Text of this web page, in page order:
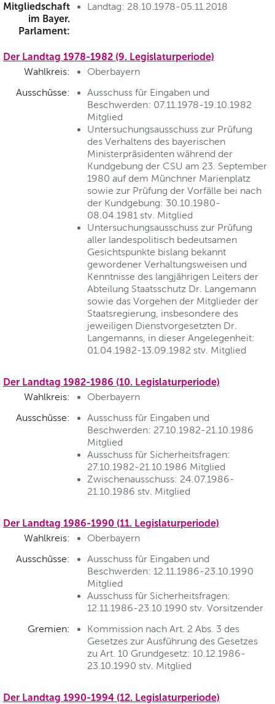
Mitgliedschaft
im Bayer.
Parlament:
Landtag: 28.10.1978-05.11.2018
Der Landtag 1978-1982 (9. Legislaturperiode)
Wahlkreis:
Oberbayern
Ausschüsse:
Ausschuss für Eingaben und
Beschwerden: 07.11.1978-19.10.1982
Mitglied
Untersuchungsausschuss zur Prüfung
des Verhaltens des bayerischen
Ministerpräsidenten während der
Kundgebung der CSU am 23. September
1980 auf dem Münchner Marienplatz
sowie zur Prüfung der Vorfälle bei nach
der Kundgebung: 30.10.1980-
08.04.1981 stv. Mitglied
Untersuchungsausschuss zur Prüfung
aller landespolitisch bedeutsamen
Gesichtspunkte bislang bekannt
gewordener Verhaltungsweisen und
Kenntnisse des langjährigen Leiters der
Abteilung Staatsschutz Dr. Langemann
sowie das Vorgehen der Mitglieder der
Staatsregierung, insbesondere des
jeweiligen Dienstvorgesetzten Dr.
Langemanns, in dieser Angelegenheit:
01.04.1982-13.09.1982 stv. Mitglied
Der Landtag 1982-1986 (10. Legislaturperiode)
Wahlkreis:
Oberbayern
Ausschüsse:
Ausschuss für Eingaben und
Beschwerden: 27.10.1982-21.10.1986
Mitglied
Ausschuss für Sicherheitsfragen:
27.10.1982-21.10.1986 Mitglied
Zwischenausschuss: 24.07.1986-
21.10.1986 stv. Mitglied
Der Landtag 1986-1990 (11. Legislaturperiode)
Wahlkreis:
Oberbayern
Ausschüsse:
Ausschuss für Eingaben und
Beschwerden: 12.11.1986-23.10.1990
Mitglied
Ausschuss für Sicherheitsfragen:
12.11.1986-23.10.1990 stv. Vorsitzender
Gremien:
Kommission nach Art. 2 Abs. 3 des
Gesetzes zur Ausführung des Gesetzes
zu Art. 10 Grundgesetz: 10.12.1986-
23.10.1990 stv. Mitglied
Der Landtag 1990-1994 (12. Legislaturperiode)